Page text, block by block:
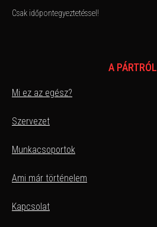
Csak időpontegyeztetéssel!
A PÁRTRÓL
Mi ez az egész?
Szervezet
Munkacsoportok
Ami már történelem
Kapcsolat